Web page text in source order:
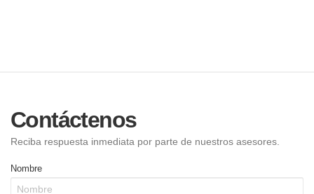
Contáctenos
Reciba respuesta inmediata por parte de nuestros asesores.
Nombre